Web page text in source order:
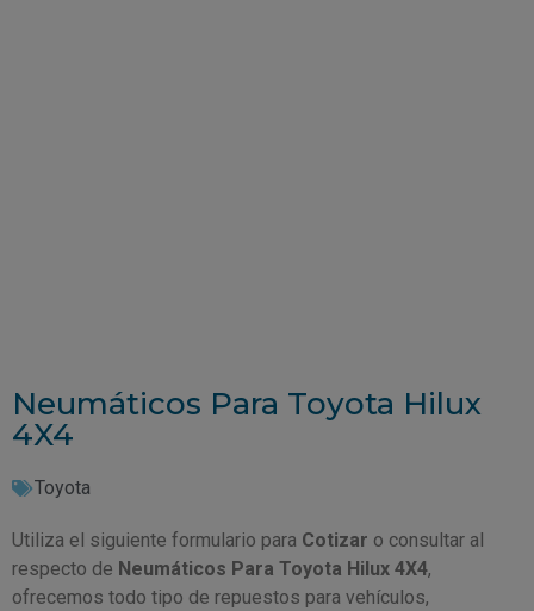
Neumáticos Para Toyota Hilux
4X4
Toyota
Utiliza el siguiente formulario para Cotizar o consultar al
respecto de Neumáticos Para Toyota Hilux 4X4,
ofrecemos todo tipo de repuestos para vehículos,